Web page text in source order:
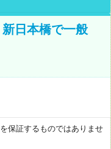
日本橋で一般
保証するものではありませ